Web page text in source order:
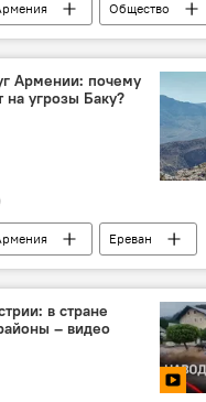
Общество
Арушанян
служба
защита
Армении: почему
на угрозы Баку?
Ереван
Армения угроза
в стране
– видео